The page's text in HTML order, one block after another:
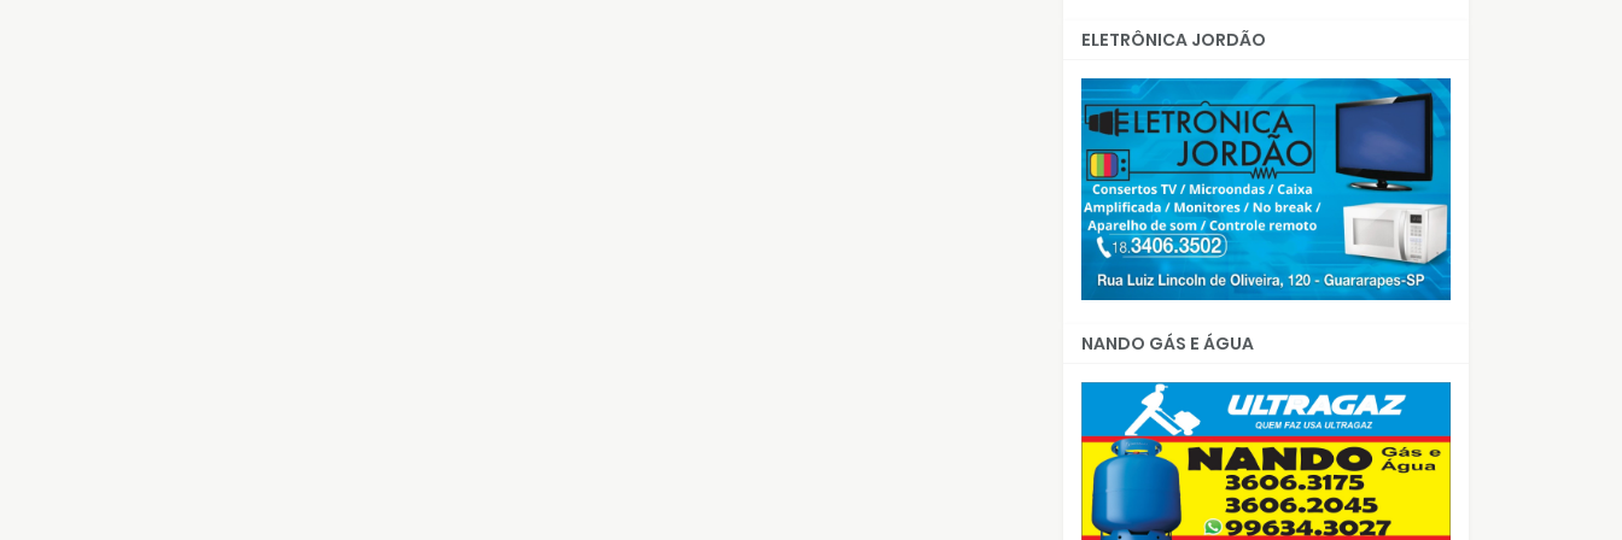
ELETRÔNICA JORDÃO
NANDO GÁS E ÁGUA